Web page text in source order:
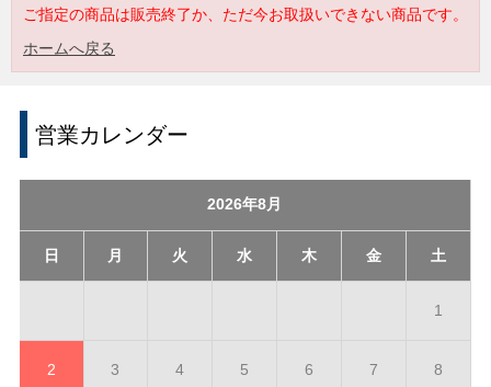
ご指定の商品は販売終了か、ただ今お取扱いできない商品です。
ホームへ戻る
営業カレンダー
2026年8月
日 月 火 水 木 金 土
1
2 3 4 5 6 7 8